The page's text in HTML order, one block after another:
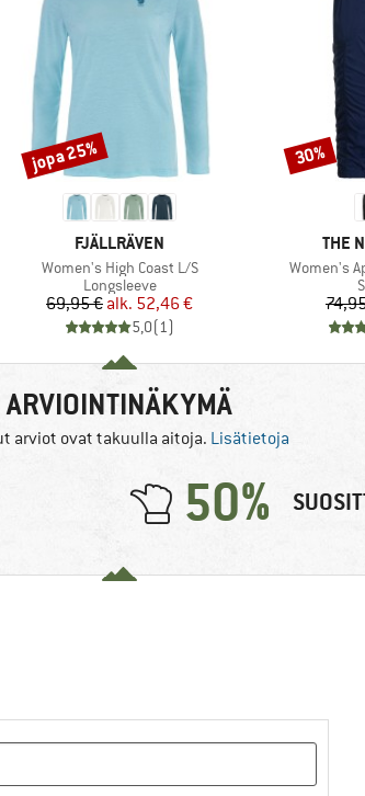
MERKKI
FJÄLLRÄVEN
Tuote
Women's High Coast L/S
Tuoteryhmä
Longsleeve
Hinta
69,95 € Alennettu hinta
alk. 52,46 €
5,0(1)
Alennus
jopa 25%
THE
Tuote
Women's
Alennus
30%
ARVIOINTINÄKYMÄ
arviot ovat takuulla aitoja. Lisätietoja
50%